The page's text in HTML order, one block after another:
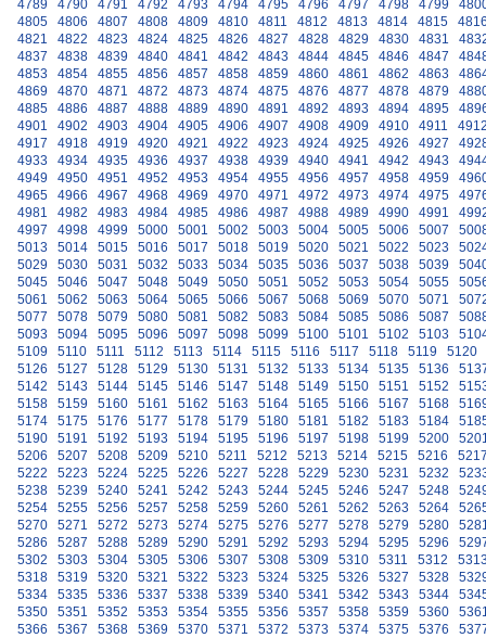
4789 4790 4791 4792 4793 4794 4795 4796 4797 4798 4799
4805
4806 4807 4808 4809 4810 4811 4812 4813 4814 4815
4821
4822 4823 4824 4825 4826 4827 4828 4829 4830 4831
4837
4838 4839 4840 4841 4842 4843 4844 4845 4846 4847
4853
4854 4855 4856 4857 4858 4859 4860 4861 4862 4863
4869
4870 4871 4872 4873 4874 4875 4876 4877 4878 4879
4885
4886 4887 4888 4889 4890 4891 4892 4893 4894 4895
4901
4902 4903 4904 4905 4906 4907 4908 4909 4910 4911
4917
4918 4919 4920 4921 4922 4923 4924 4925 4926 4927
4933
4934 4935 4936 4937 4938 4939 4940 4941 4942 4943
4949
4950 4951 4952 4953 4954 4955 4956 4957 4958 4959
4965
4966 4967 4968 4969 4970 4971 4972 4973 4974 4975
4981
4982 4983 4984 4985 4986 4987 4988 4989 4990 4991
4997
4998 4999 5000 5001 5002 5003 5004 5005 5006 5007
5013
5014 5015 5016 5017 5018 5019 5020 5021 5022 5023
5029
5030 5031 5032 5033 5034 5035 5036 5037 5038 5039
5045
5046 5047 5048 5049 5050 5051 5052 5053 5054 5055
5061
5062 5063 5064 5065 5066 5067 5068 5069 5070 5071
5077
5078 5079 5080 5081 5082 5083 5084 5085 5086 5087
5093
5094 5095 5096 5097 5098 5099 5100 5101 5102 5103
5109
5110 5111 5112 5113 5114 5115 5116 5117 5118 5119
5120
5126
5127 5128 5129 5130 5131 5132 5133 5134 5135 5136
5142
5143 5144 5145 5146 5147 5148 5149 5150 5151 5152
5158
5159 5160 5161 5162 5163 5164 5165 5166 5167 5168
5174
5175 5176 5177 5178 5179 5180 5181 5182 5183 5184
5190
5191 5192 5193 5194 5195 5196 5197 5198 5199 5200
5206
5207 5208 5209 5210 5211 5212 5213 5214 5215 5216
5222
5223 5224 5225 5226 5227 5228 5229 5230 5231 5232
5238
5239 5240 5241 5242 5243 5244 5245 5246 5247 5248
5254
5255 5256 5257 5258 5259 5260 5261 5262 5263 5264
5270
5271 5272 5273 5274 5275 5276 5277 5278 5279 5280
5286
5287 5288 5289 5290 5291 5292 5293 5294 5295 5296
5302
5303 5304 5305 5306 5307 5308 5309 5310 5311 5312
5318
5319 5320 5321 5322 5323 5324 5325 5326 5327 5328
5334
5335 5336 5337 5338 5339 5340 5341 5342 5343 5344
5350
5351 5352 5353 5354 5355 5356 5357 5358 5359 5360
5366
5367 5368 5369 5370 5371 5372 5373 5374 5375 5376